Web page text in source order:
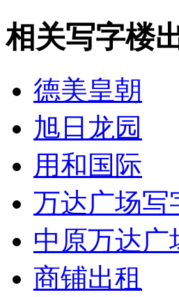
相关写字楼
德美皇朝
旭日龙园
用和国际
万达广场写
中原万达广
商铺出租